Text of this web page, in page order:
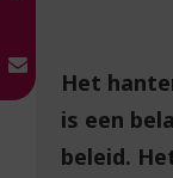
Het
is een
beleid.